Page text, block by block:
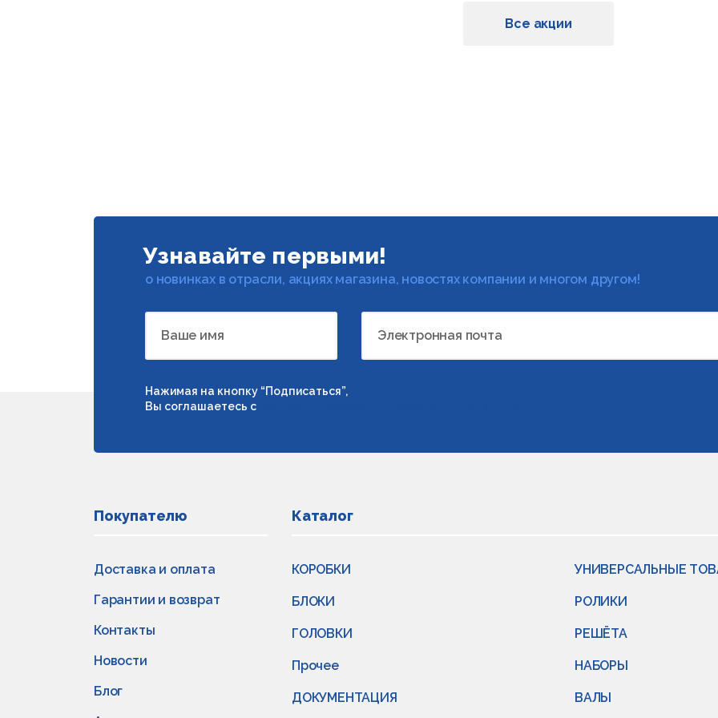
Все акции
Узнавайте первыми!
о новинках в отрасли, акциях магазина, новостях компании и многом другом!
Ваше имя Электронная почта
Нажимая на кнопку “Подписаться”,
Вы соглашаетесь с
Покупателю
Доставка и оплата
Гарантии и возврат
Контакты
Новости
Блог
Каталог
КОРОБКИ
БЛОКИ
ГОЛОВКИ
Прочее
ДОКУМЕНТАЦИЯ
УНИВЕРСАЛЬНЫЕ
РОЛИКИ
РЕШЁТА
НАБОРЫ
ВАЛЫ